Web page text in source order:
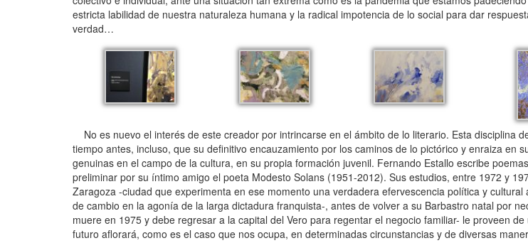
estricta labilidad de nuestra naturaleza humana y la radical impotencia de lo social para dar
verdad…
No es nuevo el interés de este creador por intrincarse en el ámbito de lo literario. Esta disciplina
tiempo antes, incluso, que su definitivo encauzamiento por los caminos de lo pictórico y enraiza en
genuinas en el campo de la cultura, en su propia formación juvenil. Fernando Estallo escribe
preliminar por su íntimo amigo el poeta Modesto Solans (1951-2012). Sus estudios, entre 1972 y
Zaragoza -ciudad que experimenta en ese momento una verdadera efervescencia política y
de cambio en la agonía de la larga dictadura franquista-, antes de volver a su Barbastro natal por
muere en 1975 y debe regresar a la capital del Vero para regentar el negocio familiar- le proveen
futuro aflorará, como es el caso que nos ocupa, en determinadas circunstancias y de diversas